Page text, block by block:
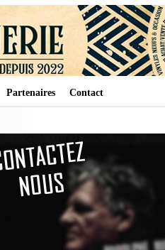
Partenaires Contact